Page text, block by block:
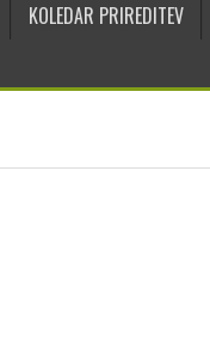
KOLEDAR PRIREDITEV